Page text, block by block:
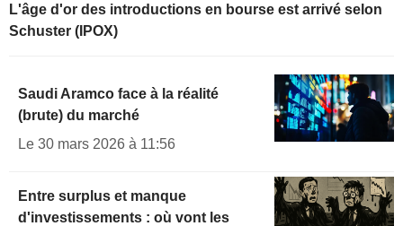
L'âge d'or des introductions en bourse est arrivé selon
Schuster (IPOX)
Saudi Aramco face à la réalité
(brute) du marché
Le 30 mars 2026 à 11:56
Entre surplus et manque
d'investissements : où vont les